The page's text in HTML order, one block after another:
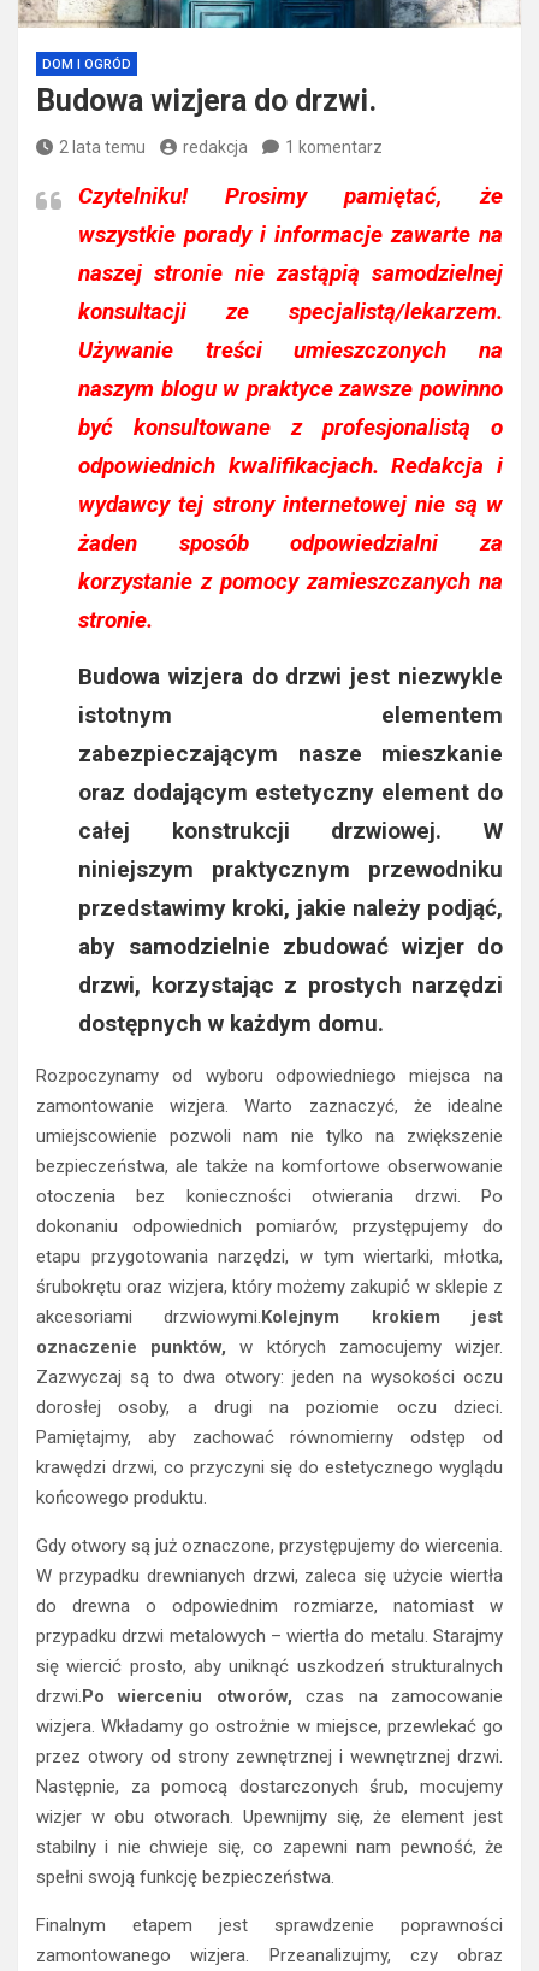
DOM I OGRÓD
Budowa wizjera do drzwi.
2 lata temu redakcja 1 komentarz
Czytelniku!Prosimy pamiętać, że
wszystkie porady i informacje zawarte na
naszej stronie nie zastąpią samodzielnej
konsultacji ze specjalistą/lekarzem.
Używanie treści umieszczonych na
naszym blogu w praktyce zawsze powinno
być konsultowane z profesjonalistą o
odpowiednich kwalifikacjach. Redakcja i
wydawcy tej strony internetowej nie są w
żaden sposób odpowiedzialni za
korzystanie z pomocy zamieszczanych na
stronie.
Budowa wizjera do drzwi jest niezwykle
istotnym elementem
zabezpieczającym nasze mieszkanie
oraz dodającym estetyczny element do
całej konstrukcji drzwiowej. W
niniejszym praktycznym przewodniku
przedstawimy kroki, jakie należy podjąć,
aby samodzielnie zbudować wizjer do
drzwi, korzystając z prostych narzędzi
dostępnych w każdym domu.
Rozpoczynamy od wyboru odpowiedniego miejsca na
zamontowanie wizjera. Warto zaznaczyć, że idealne
umiejscowienie pozwoli nam nie tylko na zwiększenie
bezpieczeństwa, ale także na komfortowe obserwowanie
otoczenia bez konieczności otwierania drzwi. Po
dokonaniu odpowiednich pomiarów, przystępujemy do
etapu przygotowania narzędzi, w tym wiertarki, młotka,
śrubokrętu oraz wizjera, który możemy zakupić w sklepie z
akcesoriami drzwiowymi.Kolejnym krokiem jest
oznaczenie punktów, w których zamocujemy wizjer.
Zazwyczaj są to dwa otwory: jeden na wysokości oczu
dorosłej osoby, a drugi na poziomie oczu dzieci.
Pamiętajmy, aby zachować równomierny odstęp od
krawędzi drzwi, co przyczyni się do estetycznego wyglądu
końcowego produktu.
Gdy otwory są już oznaczone, przystępujemy do wiercenia.
W przypadku drewnianych drzwi, zaleca się użycie wiertła
do drewna o odpowiednim rozmiarze, natomiast w
przypadku drzwi metalowych – wiertła do metalu. Starajmy
się wiercić prosto, aby uniknąć uszkodzeń strukturalnych
drzwi.Po wierceniu otworów, czas na zamocowanie
wizjera. Wkładamy go ostrożnie w miejsce, przewlekać go
przez otwory od strony zewnętrznej i wewnętrznej drzwi.
Następnie, za pomocą dostarczonych śrub, mocujemy
wizjer w obu otworach. Upewnijmy się, że element jest
stabilny i nie chwieje się, co zapewni nam pewność, że
spełni swoją funkcję bezpieczeństwa.
Finalnym etapem jest sprawdzenie poprawności
zamontowanego wizjera. Przeanalizujmy, czy obraz